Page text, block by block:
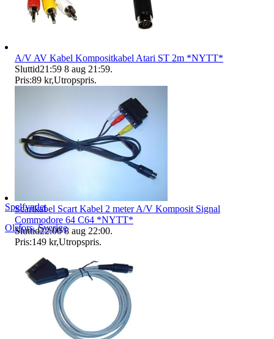
Spelfyndet
Olsfors,Sverige
A/V AV Kabel Kompositkabel Atari ST 2m *NYTT*
Sluttid21:59 8 aug 21:59.
Pris:89 kr,Utropspris.
Scartkabel Scart Kabel 2 meter A/V Komposit Signal
Commodore 64 C64 *NYTT*
Sluttid22:00 8 aug 22:00.
Pris:149 kr,Utropspris.